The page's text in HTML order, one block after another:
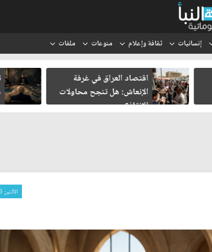
إنسانيات ثقافة وإعلام منوعات ملفات
ثلاثة لقاءات وخريطة متحركة..
هل يولد شرق أوسط جديد؟
الأثنين 25 آيار 2026